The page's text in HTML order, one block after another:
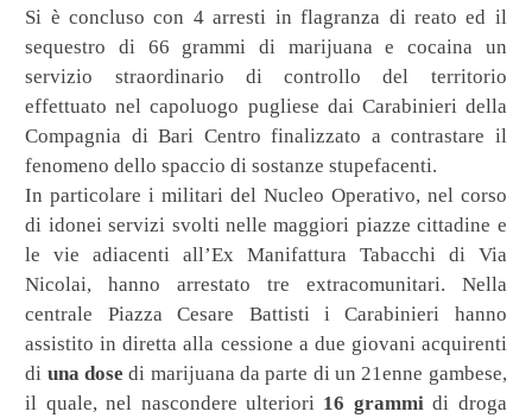
Si è concluso con 4 arresti in flagranza di reato ed il
sequestro di 66 grammi di marijuana e cocaina un
servizio straordinario di controllo del territorio
effettuato nel capoluogo pugliese dai Carabinieri della
Compagnia di Bari Centro finalizzato a contrastare il
fenomeno dello spaccio di sostanze stupefacenti.
In particolare i militari del Nucleo Operativo, nel corso
di idonei servizi svolti nelle maggiori piazze cittadine e
le vie adiacenti all’Ex Manifattura Tabacchi di Via
Nicolai, hanno arrestato tre extracomunitari. Nella
centrale Piazza Cesare Battisti i Carabinieri hanno
assistito in diretta alla cessione a due giovani acquirenti
di una dose di marijuana da parte di un 21enne gambese,
il quale, nel nascondere ulteriori 16 grammi di droga